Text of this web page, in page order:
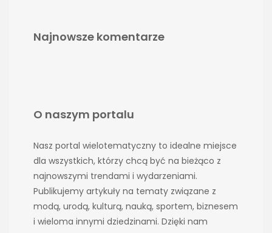
Najnowsze komentarze
O naszym portalu
Nasz portal wielotematyczny to idealne miejsce
dla wszystkich, którzy chcą być na bieżąco z
najnowszymi trendami i wydarzeniami.
Publikujemy artykuły na tematy związane z
modą, urodą, kulturą, nauką, sportem, biznesem
i wieloma innymi dziedzinami. Dzięki nam